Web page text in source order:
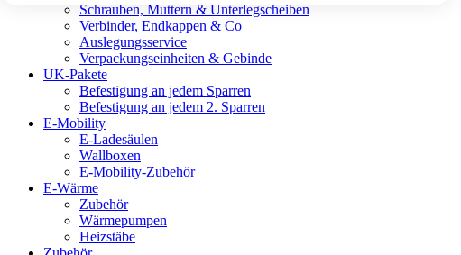
Schrauben, Muttern & Unterlegscheiben
Verbinder, Endkappen & Co
Auslegungsservice
Verpackungseinheiten & Gebinde
UK-Pakete
Befestigung an jedem Sparren
Befestigung an jedem 2. Sparren
E-Mobility
E-Ladesäulen
Wallboxen
E-Mobility-Zubehör
E-Wärme
Zubehör
Wärmepumpen
Heizstäbe